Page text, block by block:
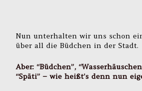
Nun unterhalten wir uns schon
über all die Büdchen in der Stadt.
Aber: “Büdchen”,
“Späti” – wie heißt’s denn nun